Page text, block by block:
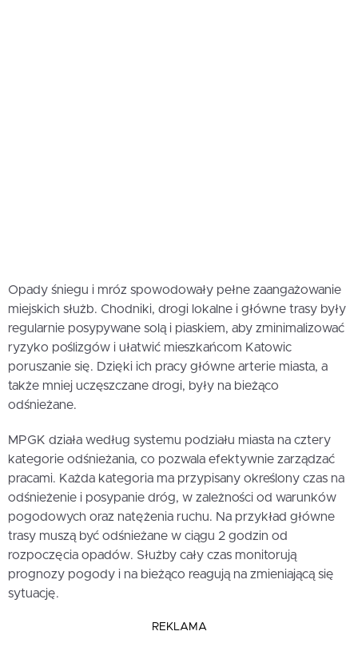
Opady śniegu i mróz spowodowały pełne zaangażowanie
miejskich służb. Chodniki, drogi lokalne i główne trasy były
regularnie posypywane solą i piaskiem, aby zminimalizować
ryzyko poślizgów i ułatwić mieszkańcom Katowic
poruszanie się. Dzięki ich pracy główne arterie miasta, a
także mniej uczęszczane drogi, były na bieżąco
odśnieżane.
MPGK działa według systemu podziału miasta na cztery
kategorie odśnieżania, co pozwala efektywnie zarządzać
pracami. Każda kategoria ma przypisany określony czas na
odśnieżenie i posypanie dróg, w zależności od warunków
pogodowych oraz natężenia ruchu. Na przykład główne
trasy muszą być odśnieżane w ciągu 2 godzin od
rozpoczęcia opadów. Służby cały czas monitorują
prognozy pogody i na bieżąco reagują na zmieniającą się
sytuację.
REKLAMA